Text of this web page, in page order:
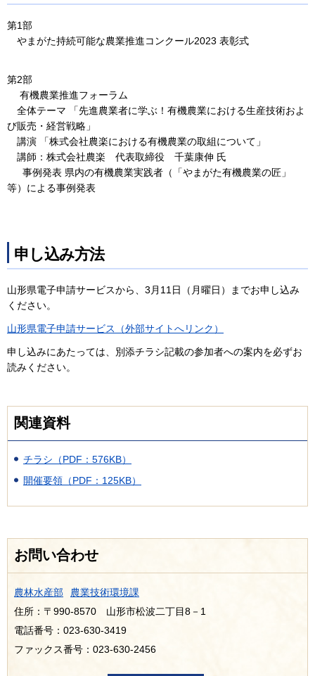
第1部
やまがた持続可能な農業推進コンクール2023 表彰式
第2部
有機農業推進フォーラム
全体テーマ 「先進農業者に学ぶ！有機農業における生産技術およ
び販売・経営戦略」
講演 「株式会社農楽における有機農業の取組について」
講師：株式会社農楽 代表取締役 千葉康伸 氏
事例発表 県内の有機農業実践者（「やまがた有機農業の匠」
等）による事例発表
申し込み方法
山形県電子申請サービスから、3月11日（月曜日）までお申し込み
ください。
山形県電子申請サービス（外部サイトへリンク）
申し込みにあたっては、別添チラシ記載の参加者への案内を必ずお
読みください。
関連資料
チラシ（PDF：576KB）
開催要領（PDF：125KB）
お問い合わせ
農林水産部
農業技術環境課
住所：〒990-8570 山形市松波二丁目8－1
電話番号：023-630-3419
ファックス番号：023-630-2456